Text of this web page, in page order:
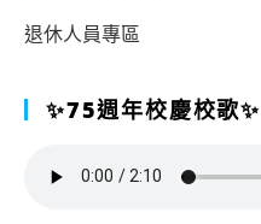
退休人員專區
✨75週年校慶校歌✨